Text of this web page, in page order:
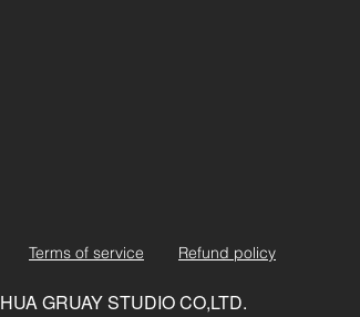
Terms of service Refund policy
HUA GRUAY STUDIO CO,LTD.